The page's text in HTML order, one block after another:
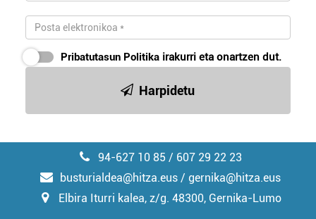
Pribatutasun Politika irakurri eta onartzen dut.
Harpidetu
94-627 10 85 / 607 29 22 23
busturialdea@hitza.eus / gernika@hitza.eus
Elbira Iturri kalea, z/g. 48300, Gernika-Lumo